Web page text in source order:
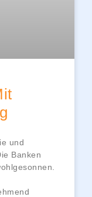
und
Banken